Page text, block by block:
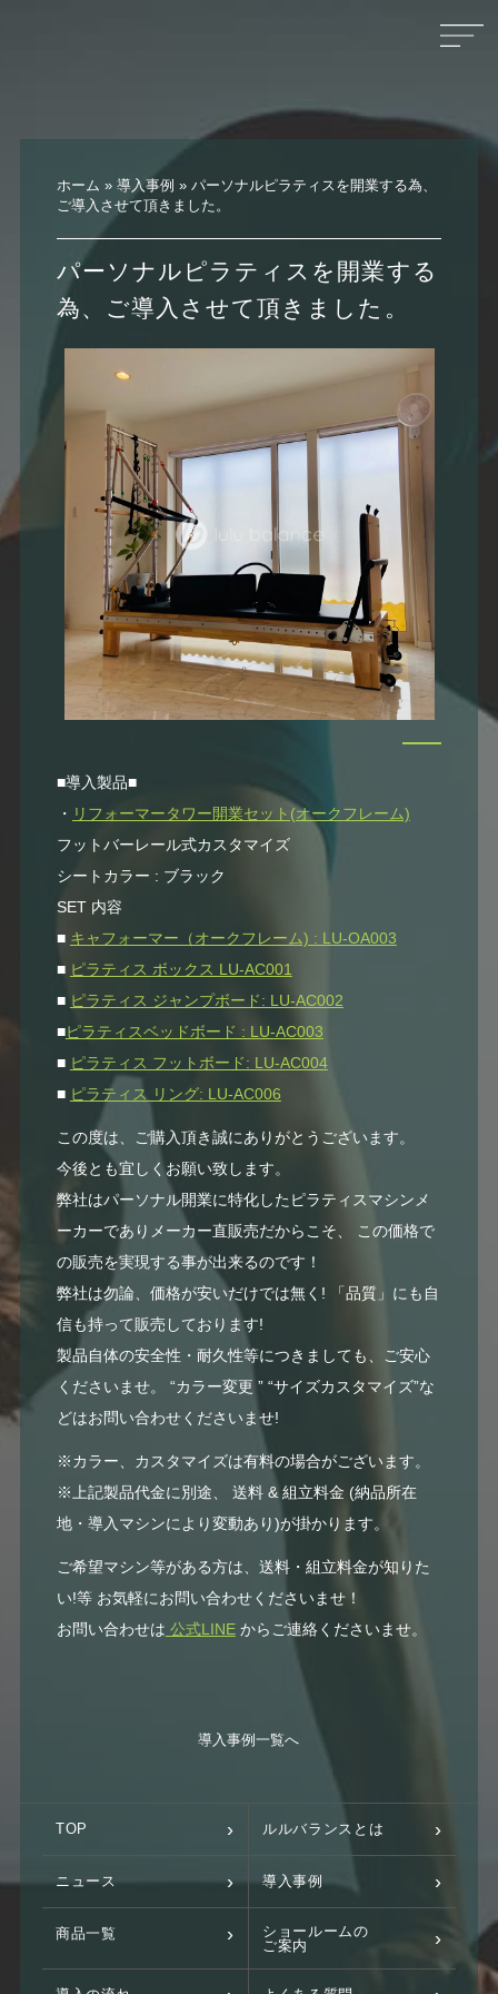
ホーム » 導入事例 » パーソナルピラティスを開業する為、
ご導入させて頂きました。
パーソナルピラティスを開業する
為、ご導入させて頂きました。
■導入製品■
・ リフォーマータワー開業セット(オークフレーム)
フットバーレール式カスタマイズ
シートカラー : ブラック
SET 内容
■ キャフォーマー（オークフレーム) : LU-OA003
■ ピラティス ボックス LU-AC001
■ ピラティス ジャンプボード: LU-AC002
■ピラティスベッドボード : LU-AC003
■ ピラティス フットボード: LU-AC004
■ ピラティス リング: LU-AC006
この度は、ご購入頂き誠にありがとうございます。
今後とも宜しくお願い致します。
弊社はパーソナル開業に特化したピラティスマシンメ
ーカーでありメーカー直販売だからこそ、 この価格で
の販売を実現する事が出来るのです！
弊社は勿論、価格が安いだけでは無く! 「品質」にも自
信も持って販売しております!
製品自体の安全性・耐久性等につきましても、ご安心
くださいませ。 “カラー変更 ” “サイズカスタマイズ”な
どはお問い合わせくださいませ!
※カラー、カスタマイズは有料の場合がございます。
※上記製品代金に別途、 送料 & 組立料金 (納品所在
地・導入マシンにより変動あり)が掛かります。
ご希望マシン等がある方は、送料・組立料金が知りた
い!等 お気軽にお問い合わせくださいませ！
お問い合わせは 公式LINEからご連絡くださいませ。
導入事例一覧へ
TOP ルルバランスとは
ニュース 導入事例
商品一覧
ショールームの
ご案内